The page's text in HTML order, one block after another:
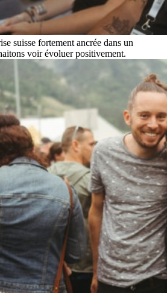
suisse fortement ancrée dans un
voir évoluer positivement.